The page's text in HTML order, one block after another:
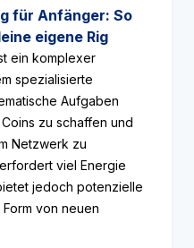
für Anfänger: So
eigene Rig
ein komplexer
spezialisierte
Aufgaben
zu schaffen und
Netzwerk zu
viel Energie
jedoch potenzielle
von neuen